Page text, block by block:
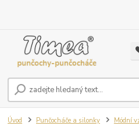
Úvod Punčocháče a silonky Módní